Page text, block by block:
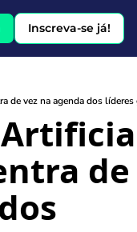
Inscreva-se já!
de vez na agenda dos
de